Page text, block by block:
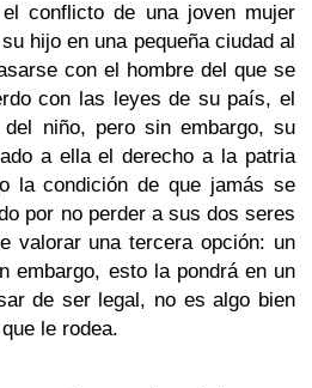
el conflicto de una joven mujer
hijo en una pequeña ciudad al
con el hombre del que se
con las leyes de su país, el
niño, pero sin embargo, su
a ella el derecho a la patria
la condición de que jamás se
por no perder a sus dos seres
valorar una tercera opción: un
embargo, esto la pondrá en un
de ser legal, no es algo bien
le rodea.